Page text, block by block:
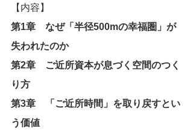
【内容】
第1章　なぜ「半径500mの幸福圏」が
失われたのか
第2章　ご近所資本が息づく空間のつく
り方
第3章　「ご近所時間」を取り戻すとい
う価値